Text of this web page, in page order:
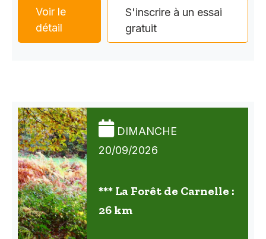
Voir le
détail
S'inscrire à un essai
gratuit
DIMANCHE
20/09/2026
*** La Forêt de Carnelle :
26 km